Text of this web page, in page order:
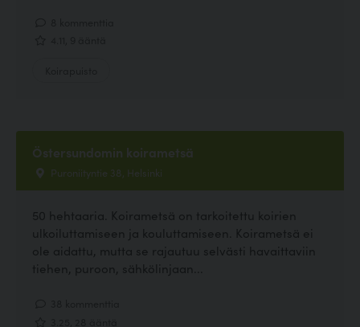
Östersundomin koirametsä
Puroniityntie 38, Helsinki
50 hehtaaria. Koirametsä on tarkoitettu koirien
ulkoiluttamiseen ja kouluttamiseen. Koirametsä ei
ole aidattu, mutta se rajautuu selvästi havaittaviin
tiehen, puroon, sähkölinjaan...